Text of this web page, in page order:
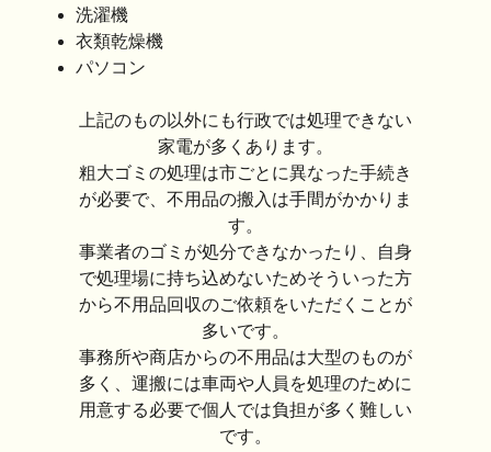
洗濯機
衣類乾燥機
パソコン
上記のもの以外にも行政では処理できない
家電が多くあります。
粗大ゴミの処理は市ごとに異なった手続き
が必要で、不用品の搬入は手間がかかりま
す。
事業者のゴミが処分できなかったり、自身
で処理場に持ち込めないためそういった方
から不用品回収のご依頼をいただくことが
多いです。
事務所や商店からの不用品は大型のものが
多く、運搬には車両や人員を処理のために
用意する必要で個人では負担が多く難しい
です。